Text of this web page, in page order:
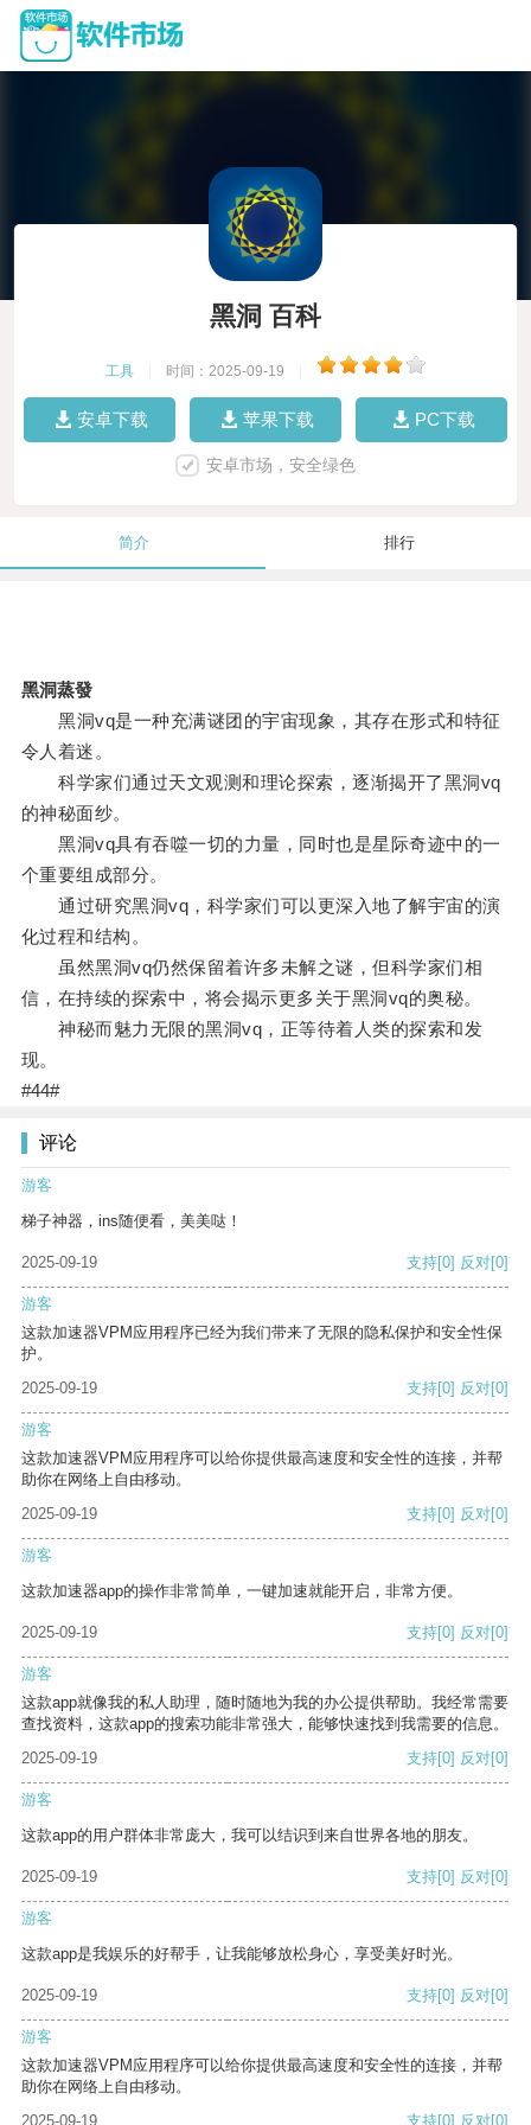
黑洞 百科
工具 时间：2025-09-19
安卓下载 苹果下载 PC下载
安卓市场，安全绿色
简介 排行
黑洞蒸發
黑洞vq是一种充满谜团的宇宙现象，其存在形式和特征
令人着迷。
科学家们通过天文观测和理论探索，逐渐揭开了黑洞vq
的神秘面纱。
黑洞vq具有吞噬一切的力量，同时也是星际奇迹中的一
个重要组成部分。
通过研究黑洞vq，科学家们可以更深入地了解宇宙的演
化过程和结构。
虽然黑洞vq仍然保留着许多未解之谜，但科学家们相
信，在持续的探索中，将会揭示更多关于黑洞vq的奥秘。
神秘而魅力无限的黑洞vq，正等待着人类的探索和发
现。
#44#
评论
游客
梯子神器，ins随便看，美美哒！
2025-09-19 支持[0] 反对[0]
游客
这款加速器VPM应用程序已经为我们带来了无限的隐私保护和安全性保
护。
2025-09-19
支持[0] 反对[0]
游客
这款加速器VPM应用程序可以给你提供最高速度和安全性的连接，并帮
助你在网络上自由移动。
2025-09-19
支持[0] 反对[0]
游客
这款加速器app的操作非常简单，一键加速就能开启，非常方便。
2025-09-19 支持[0] 反对[0]
游客
这款app就像我的私人助理，随时随地为我的办公提供帮助。我经常需要
查找资料，这款app的搜索功能非常强大，能够快速找到我需要的信息。
2025-09-19
支持[0] 反对[0]
游客
这款app的用户群体非常庞大，我可以结识到来自世界各地的朋友。
2025-09-19 支持[0] 反对[0]
游客
这款app是我娱乐的好帮手，让我能够放松身心，享受美好时光。
2025-09-19 支持[0] 反对[0]
游客
这款加速器VPM应用程序可以给你提供最高速度和安全性的连接，并帮
助你在网络上自由移动。
2025-09-19
支持[0] 反对[0]